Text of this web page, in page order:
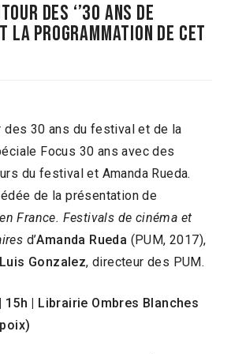
Des ‘’30 ANS DE
et la programmation de cet
des 30 ans du festival et de la
Focus 30 ans avec des
du festival et Amanda Rueda.
de la présentation de
France. Festivals de cinéma et
d’Amanda Rueda (PUM, 2017),
Luis Gonzalez, directeur des PUM.
| 15h | Librairie Ombres Blanches